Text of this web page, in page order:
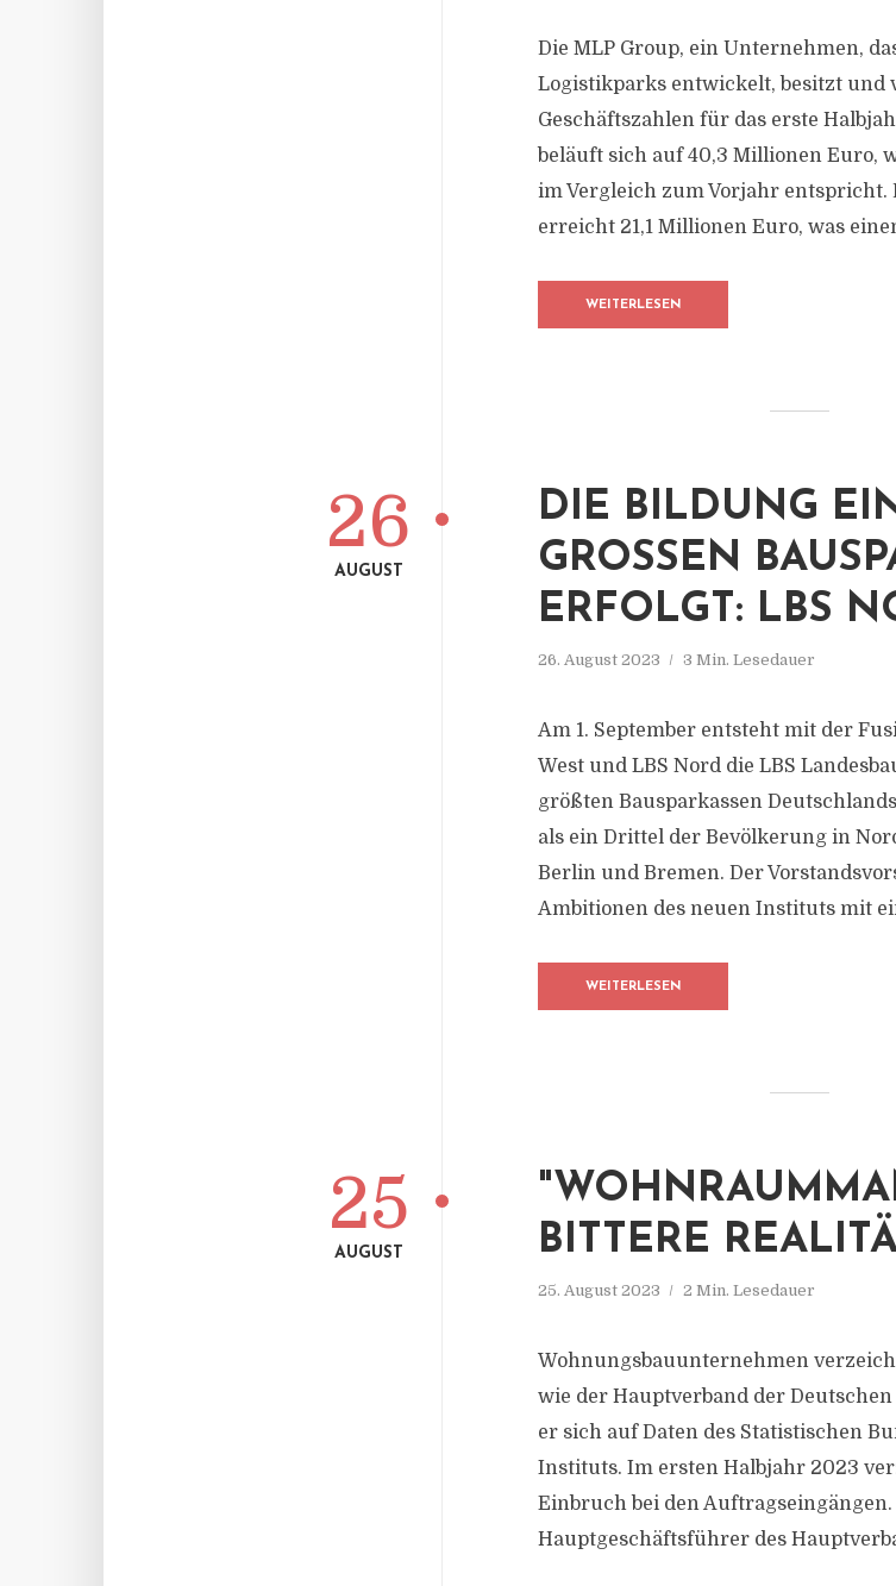
Die MLP Group, ein Unternehmen,
Logistikparks entwickelt, besitzt
Geschäftszahlen für das erste
beläuft sich auf 40,3 Millionen Euro,
im Vergleich zum Vorjahr entspricht.
erreicht 21,1 Millionen Euro, was
WEITERLESEN
DIE BILDUNG
GROSSEN
RFOLGT: LBS
26. August 2023 3 Min. Lesedauer
26
AUGUST
Am 1. September entsteht mit der
West und LBS Nord die LBS
größten Bausparkassen
als ein Drittel der Bevölkerung in
Berlin und Bremen. Der
Ambitionen des neuen Instituts mit
WEITERLESEN
BITTERE
25. August 2023 2 Min. Lesedauer
25
AUGUST
Wohnungsbauunternehmen
wie der Hauptverband der
er sich auf Daten des Statistischen
Instituts. Im ersten Halbjahr 2023
Einbruch bei den
Hauptgeschäftsführer des